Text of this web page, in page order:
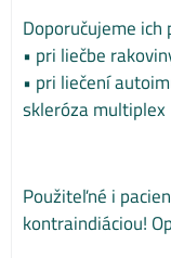
Doporučujeme
• pri liečbe
• pri liečení
skleróza multiplex
Použiteľné i
kontraindiáciou!